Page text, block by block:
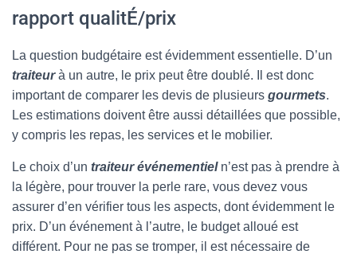
rapport qualitÉ/prix
La question budgétaire est évidemment essentielle. D’un
traiteurà un autre, le prix peut être doublé. Il est donc
important de comparer les devis de plusieurs gourmets.
Les estimations doivent être aussi détaillées que possible,
y compris les repas, les services et le mobilier.
Le choix d’un traiteur événementieln’est pas à prendre à
la légère, pour trouver la perle rare, vous devez vous
assurer d’en vérifier tous les aspects, dont évidemment le
prix. D’un événement à l’autre, le budget alloué est
différent. Pour ne pas se tromper, il est nécessaire de